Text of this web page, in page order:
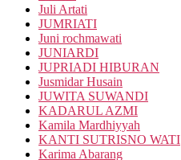
Juli Artati
JUMRIATI
Juni rochmawati
JUNIARDI
JUPRIADI HIBURAN
Jusmidar Husain
JUWITA SUWANDI
KADARUL AZMI
Kamila Mardhiyyah
KANTI SUTRISNO WATI
Karima Abarang